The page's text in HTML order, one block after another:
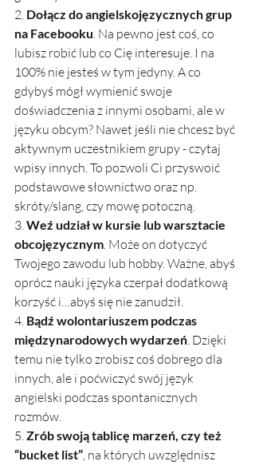
2. Dołącz do angielskojęzycznych grup
na Facebooku. Na pewno jest coś, co
lubisz robić lub co Cię interesuje. I na
100% nie jesteś w tym jedyny. A co
gdybyś mógł wymienić swoje
doświadczenia z innymi osobami, ale w
języku obcym? Nawet jeśli nie chcesz być
aktywnym uczestnikiem grupy - czytaj
wpisy innych. To pozwoli Ci przyswoić
podstawowe słownictwo oraz np.
skróty/slang, czy mowę potoczną.
3. Weź udział w kursie lub warsztacie
obcojęzycznym. Może on dotyczyć
Twojego zawodu lub hobby. Ważne, abyś
oprócz nauki języka czerpał dodatkową
korzyść i…abyś się nie zanudził.
4. Bądź wolontariuszem podczas
międzynarodowych wydarzeń. Dzięki
temu nie tylko zrobisz coś dobrego dla
innych, ale i poćwiczyć swój język
angielski podczas spontanicznych
rozmów.
5. Zrób swoją tablicę marzeń, czy też
“bucket list”, na których uwzględnisz